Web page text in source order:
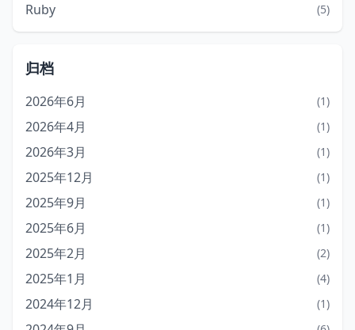
Ruby (5)
归档
2026年6月 (1)
2026年4月 (1)
2026年3月 (1)
2025年12月 (1)
2025年9月 (1)
2025年6月 (1)
2025年2月 (2)
2025年1月 (4)
2024年12月 (1)